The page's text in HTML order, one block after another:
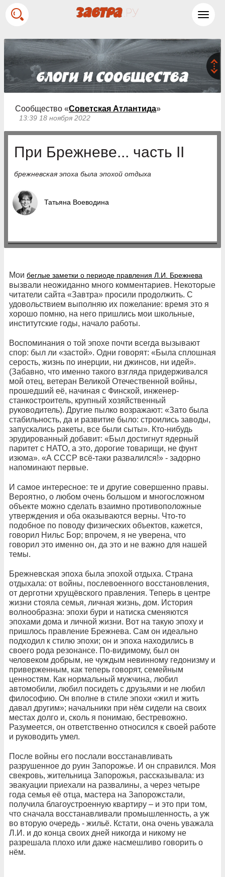
Сообщество «Советская Атлантида»
13:39 18 ноября 2022
При Брежневе... часть II
брежневская эпоха была эпохой отдыха
Татьяна Воеводина
Мои беглые заметки о периоде правления Л.И. Брежнева
вызвали неожиданно много комментариев. Некоторые
читатели сайта «Завтра» просили продолжить. С
удовольствием выполняю их пожелание: время это я
хорошо помню, на него пришлись мои школьные,
институтские годы, начало работы.
Воспоминания о той эпохе почти всегда вызывают
спор: был ли «застой». Одни говорят: «Была сплошная
серость, жизнь по инерции, ни джинсов, ни идей».
(Забавно, что именно такого взгляда придерживался
мой отец, ветеран Великой Отечественной войны,
прошедший её, начиная с Финской, инженер-
станкостроитель, крупный хозяйственный
руководитель). Другие пылко возражают: «Зато была
стабильность, да и развитие было: строились заводы,
запускались ракеты, все были сыты». Кто-нибудь
эрудированный добавит: «Был достигнут ядерный
паритет с НАТО, а это, дорогие товарищи, не фунт
изюма». «А СССР всё-таки развалился!» - задорно
напоминают первые.
И самое интересное: те и другие совершенно правы.
Вероятно, о любом очень большом и многосложном
объекте можно сделать взаимно противоположные
утверждения и оба оказываются верны. Что-то
подобное по поводу физических объектов, кажется,
говорил Нильс Бор; впрочем, я не уверена, что
говорил это именно он, да это и не важно для нашей
темы.
Брежневская эпоха была эпохой отдыха. Страна
отдыхала: от войны, послевоенного восстановления,
от дерготни хрущёвского правления. Теперь в центре
жизни стояла семья, личная жизнь, дом. История
волнообразна: эпохи бури и натиска сменяются
эпохами дома и личной жизни. Вот на такую эпоху и
пришлось правление Брежнева. Сам он идеально
подходил к стилю эпохи; он и эпоха находились в
своего рода резонансе. По-видимому, был он
человеком добрым, не чуждым невинному гедонизму и
приверженным, как теперь говорят, семейным
ценностям. Как нормальный мужчина, любил
автомобили, любил посидеть с друзьями и не любил
философию. Он вполне в стиле эпохи «жил и жить
давал другим»; начальники при нём сидели на своих
местах долго и, сколь я понимаю, бестревожно.
Разумеется, он ответственно относился к своей работе
и руководить умел.
После войны его послали восстанавливать
разрушенное до руин Запорожье. И он справился. Моя
свекровь, жительница Запорожья, рассказывала: из
эвакуации приехали на развалины, а через четыре
года семья её отца, мастера на Запорожстали,
получила благоустроенную квартиру – и это при том,
что сначала восстанавливали промышленность, а уж
во вторую очередь - жильё. Кстати, она очень уважала
Л.И. и до конца своих дней никогда и никому не
разрешала плохо или даже насмешливо говорить о
нём.